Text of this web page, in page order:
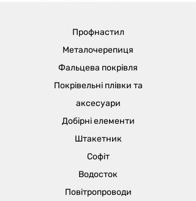
Профнастил
Металочерепиця
Фальцева покрівля
Покрівельні плівки та
аксесуари
Добірні елементи
Штакетник
Софіт
Водосток
Повітропроводи